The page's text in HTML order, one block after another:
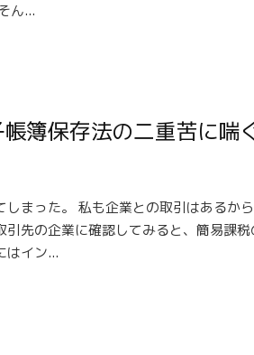
ん...
簿保存法の二重苦に喘
まった。 私も企業との取引はあるか
先の企業に確認してみると、簡易課
はイン...